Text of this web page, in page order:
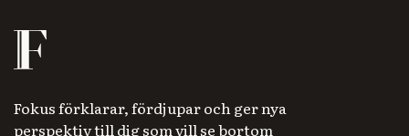
Fokus förklarar, fördjupar och ger nya
perspektiv till dig som vill se bortom